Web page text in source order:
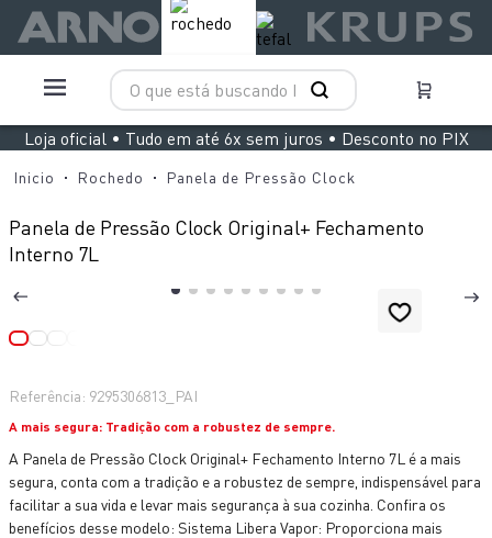
O que está buscando hoje?
Loja oficial • Tudo em até 6x sem juros • Desconto no PIX
Rochedo Panela de Pressão Clock
Panela de Pressão Clock Original+ Fechamento
Interno 7L
Referência: 9295306813_PAI
A mais segura: Tradição com a robustez de sempre.
A Panela de Pressão Clock Original+ Fechamento Interno 7L é a mais
segura, conta com a tradição e a robustez de sempre, indispensável para
facilitar a sua vida e levar mais segurança à sua cozinha. Confira os
benefícios desse modelo: Sistema Libera Vapor: Proporciona mais
TERMOS MAIS BUSCADOS
7º
jogo panelas rochedo stone pro
8º
aspirador x-force 9 60
vaporizador pure pop
10º bake easy